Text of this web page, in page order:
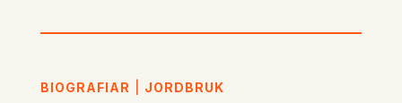
BIOGRAFIAR JORDBRUK